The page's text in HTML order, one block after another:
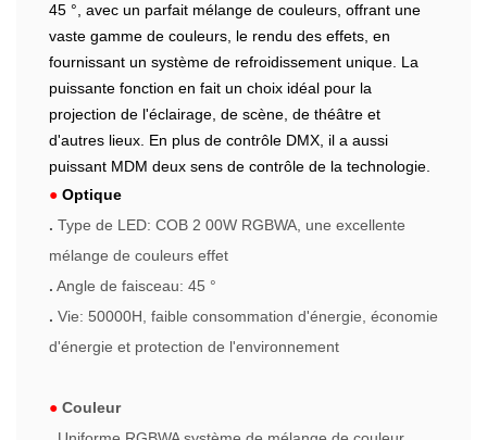
45 °, avec un parfait mélange de couleurs, offrant une
vaste gamme de couleurs, le rendu des effets, en
fournissant un système de refroidissement unique. La
puissante fonction en fait un choix idéal pour la
projection de l'éclairage, de scène, de théâtre et
d'autres lieux. En plus de contrôle DMX, il a aussi
puissant MDM deux sens de contrôle de la technologie.
● Optique
. Type de LED: COB 2 00W RGBWA, une excellente
mélange de couleurs effet
. Angle de faisceau: 45 °
. Vie: 50000H, faible consommation d'énergie, économie
d'énergie et protection de l'environnement
● Couleur